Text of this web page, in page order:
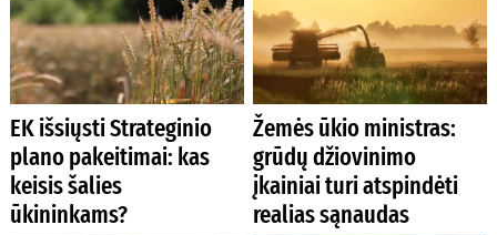
EK išsiųsti Strateginio
plano pakeitimai: kas
keisis šalies
ūkininkams?
Žemės ūkio ministras:
grūdų džiovinimo
įkainiai turi atspindėti
realias sąnaudas